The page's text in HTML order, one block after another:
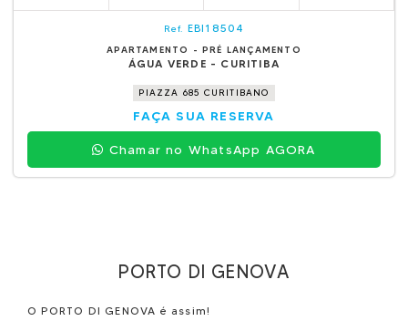
Ref. EBI18504
APARTAMENTO - PRÉ LANÇAMENTO
ÁGUA VERDE - CURITIBA
PIAZZA 685 CURITIBANO
FAÇA SUA RESERVA
Chamar no WhatsApp AGORA
PORTO DI GENOVA
OPORTO DI GENOVA é assim!